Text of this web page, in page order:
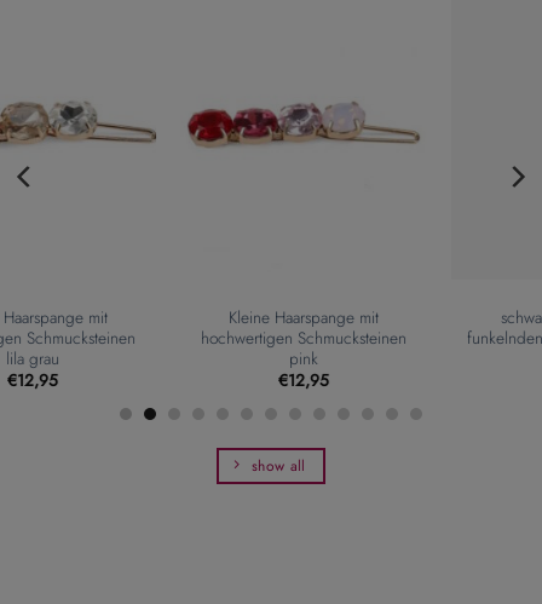
Kleine Haarspange mit
hochwertigen Schmucksteinen
schwarzer Haarpin mit
funkelnden Strass Dekor-Steinen
show all